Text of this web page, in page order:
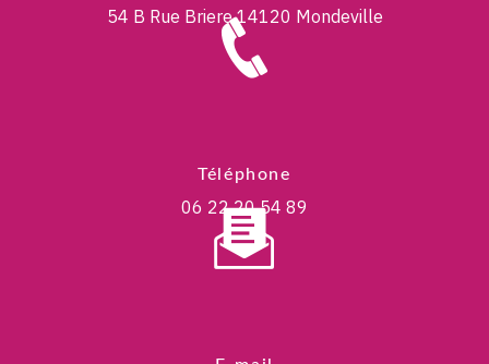
54 B Rue Briere 14120 Mondeville
Téléphone
06 22 20 54 89